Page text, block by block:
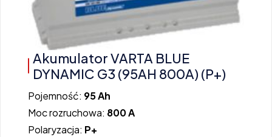
Akumulator VARTA BLUE
DYNAMIC G3 (95AH 800A) (P+)
Pojemność: 95 Ah
Moc rozruchowa: 800 A
Polaryzacja: P+